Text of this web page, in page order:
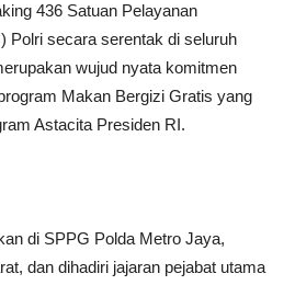
436 Satuan Pelayanan
Polri secara serentak di seluruh
wujud nyata komitmen
Makan Bergizi Gratis yang
Astacita Presiden RI.
di SPPG Polda Metro Jaya,
dan dihadiri jajaran pejabat utama